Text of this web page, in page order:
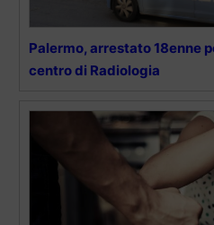
Palermo, arrestato 18enne
centro di Radiologia